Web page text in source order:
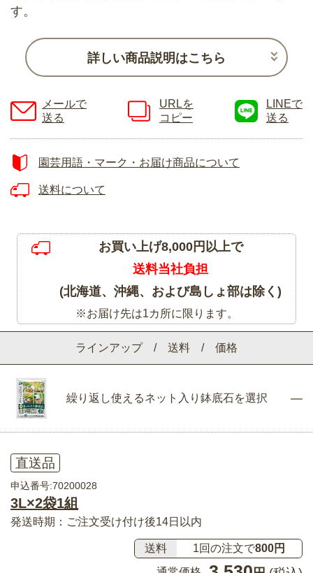
ラインアップ / 送料 / 価格
繰り返し使えるネット入り鉢底石を選択
直送品
申込番号:70200028
3L×2袋1組
発送時期：ご注文受け付け後14日以内
送料 1回の注文で800円
す。
詳しい商品説明はこちら
メールで
送る
URLを
コピー
LINEで
送る
園芸用語・マーク・お届け商品について
送料について
お買い上げ8,000円以上で
送料当社負担
(北海道、沖縄、および島しょ部は除く)
※お届け先は1カ所に限ります。